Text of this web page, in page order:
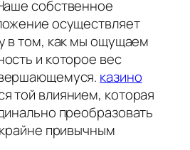
собственное
осуществляет
в том, как мы ощущаем
и которое вес
казино
той влиянием, которая
преобразовать
привычным